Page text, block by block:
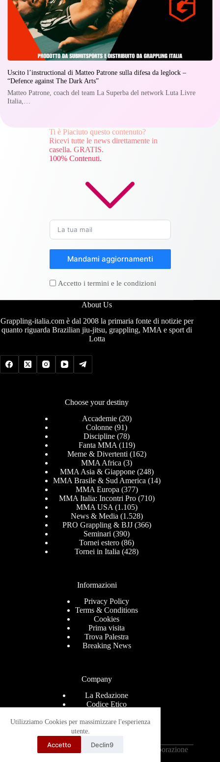
Utilizziamo Cookies per massimizzare l'esperienza
utente.
Accetto Declin9
Uscito l’instructional di Matteo Patrone sulla difesa da leglock –
“Defence against The Dark Arts”
Matteo Patrone, coach del team La Superba del network Luta Livre
Italia,…
Ti è Piaciuto questo contenuto?
Ricevi tutte le news direttamente in
casella. GRATIS.
100% Contenuti.
Mandami aggiornamenti
Accetto i termini e le condizioni
About Us
Grappling-italia.com è dal 2008 la primaria fonte di notizie per
quanto riguarda Brazilian jiu-jitsu, grappling, MMA e sport di
Lotta
Choose your destiny
Accademie(20)
Colonne (91)
Discipline (78)
Fanta MMA (119)
Meme & Divertenti (162)
MMA Africa (3)
MMA Asia & Giappone(248)
MMA Brasile & Sud America (14)
MMA Europa (377)
MMA Italia: Incontri Pro(710)
MMA USA (1.105)
News & Media (1.528)
PRO Grappling & BJJ(366)
Seminari (390)
Tornei estero (86)
Tornei in Italia (428)
Informazioni
Privacy Policy
Terms & Conditions
Cookies
Prima visita
Trova Palestra
Breaking News
Company
La Redazione
Codice Etico
Help Center
Ricevi le news via mail
Copyright © 2026 - Grappling-Italia.com in collaborazione